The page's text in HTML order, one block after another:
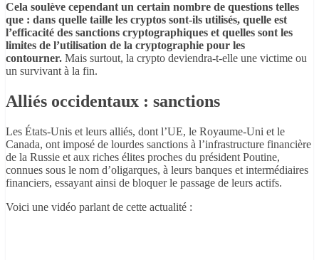
Cela soulève cependant un certain nombre de questions telles
que : dans quelle taille les cryptos sont-ils utilisés, quelle est
l’efficacité des sanctions cryptographiques et quelles sont les
limites de l’utilisation de la cryptographie pour les
contourner. Mais surtout, la crypto deviendra-t-elle une victime ou
un survivant à la fin.
Alliés occidentaux : sanctions
Les États-Unis et leurs alliés, dont l’UE, le Royaume-Uni et le
Canada, ont imposé de lourdes sanctions à l’infrastructure financière
de la Russie et aux riches élites proches du président Poutine,
connues sous le nom d’oligarques, à leurs banques et intermédiaires
financiers, essayant ainsi de bloquer le passage de leurs actifs.
Voici une vidéo parlant de cette actualité :